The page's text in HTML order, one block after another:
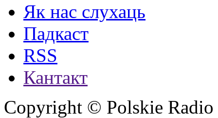
Як нас слухаць
Падкаст
RSS
Кантакт
Copyright © Polskie